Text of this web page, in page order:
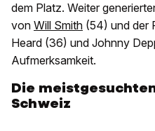
dem Platz. Weiter
von Will Smith (54) und der
Heard (36) und Johnny
Aufmerksamkeit.
Die
Schweiz